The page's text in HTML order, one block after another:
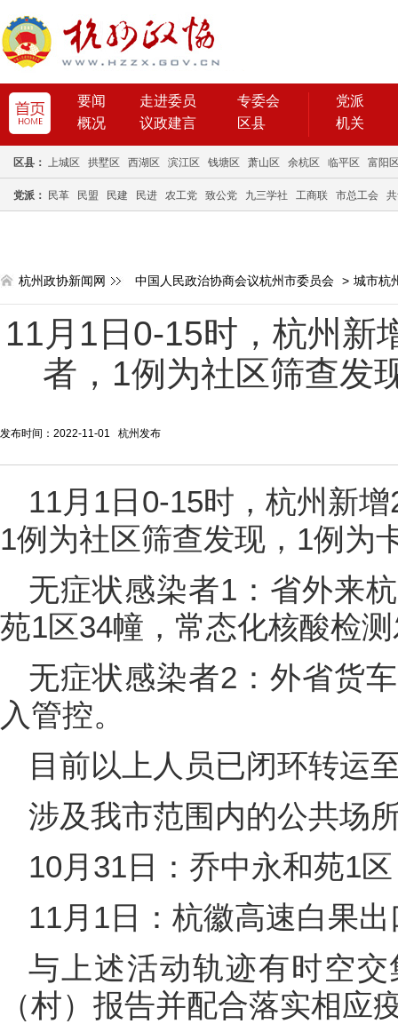
要闻 走进委员
专委会
概况
议政建言 区县
党派
机关
区县： 上城区 拱墅区 西湖区 滨江区 钱塘区 萧山区 余杭区 临平区 富阳
党派： 民革 民盟 民建 民进 农工党 致公党 九三学社 工商联 市总工会
杭州政协新闻网 中国人民政治协商会议杭州市委员会 > 城市杭
11月1日0-15时，杭州新
者，1例为社区筛查发
发布时间：2022-11-01 杭州发布
11月1日0-15时，杭州新
1例为社区筛查发现，1例为
无症状感染者1：省外来
苑1区34幢，常态化核酸检
无症状感染者2：外省货
入管控。
目前以上人员已闭环转运
涉及我市范围内的公共场
10月31日：乔中永和苑1区
11月1日：杭徽高速白果出
与上述活动轨迹有时空
（村）报告并配合落实相应